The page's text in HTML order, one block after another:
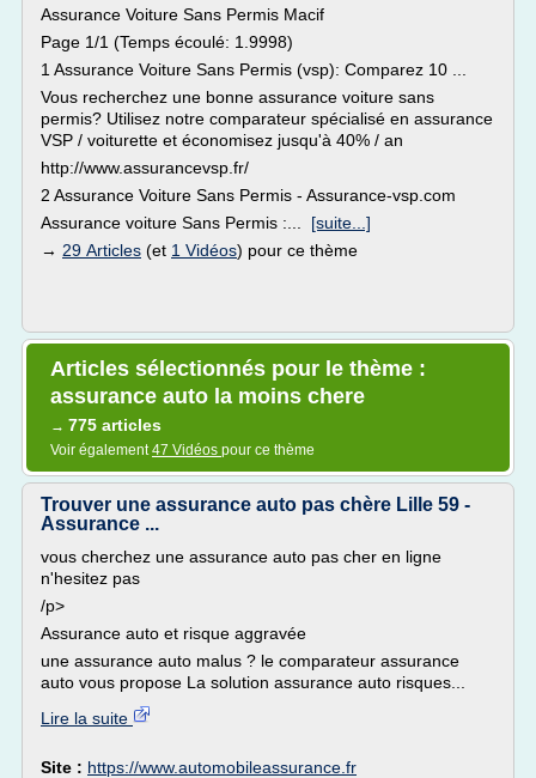
Assurance Voiture Sans Permis Macif
Page 1/1 (Temps écoulé: 1.9998)
1 Assurance Voiture Sans Permis (vsp): Comparez 10 ...
Vous recherchez une bonne assurance voiture sans
permis? Utilisez notre comparateur spécialisé en assurance
VSP / voiturette et économisez jusqu'à 40% / an
http://www.assurancevsp.fr/
2 Assurance Voiture Sans Permis - Assurance-vsp.com
Assurance voiture Sans Permis :... [suite...]
→ 29 Articles (et 1 Vidéos) pour ce thème
Articles sélectionnés pour le thème :
assurance auto la moins chere
→ 775 articles
Voir également47 Vidéos pour ce thème
Trouver une assurance auto pas chère Lille 59 -
Assurance ...
vous cherchez une assurance auto pas cher en ligne
n'hesitez pas
/p>
Assurance auto et risque aggravée
une assurance auto malus ? le comparateur assurance
auto vous propose La solution assurance auto risques...
Lire la suite
Site : https://www.automobileassurance.fr